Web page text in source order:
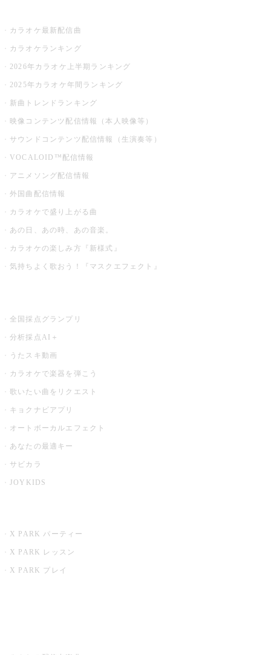
カラオケ最新配信曲
カラオケランキング
2026年カラオケ上半期ランキング
2025年カラオケ年間ランキング
新曲トレンドランキング
映像コンテンツ配信情報（本人映像等）
サウンドコンテンツ配信情報（生演奏等）
VOCALOID™配信情報
アニメソング配信情報
外国曲配信情報
カラオケで盛り上がる曲
あの日、あの時、あの音楽。
カラオケの楽しみ方『新様式』
気持ちよく歌おう！『マスクエフェクト』
全国採点グランプリ
分析採点AI＋
うたスキ動画
カラオケで楽器を弾こう
歌いたい曲をリクエスト
キョクナビアプリ
オートボーカルエフェクト
あなたの最適キー
サビカラ
JOYKIDS
X PARK パーティー
X PARK レッスン
X PARK プレイ